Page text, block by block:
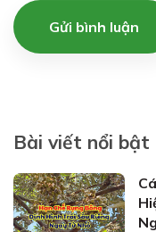
Gửi bình luận
Bài viết nổi bật